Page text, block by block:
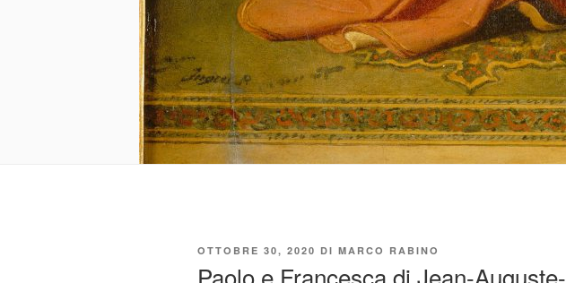
PUBBLICATO
OTTOBRE 30, 2020 DI MARCO RABINO
Paolo e Francesca di Jean-Auguste-